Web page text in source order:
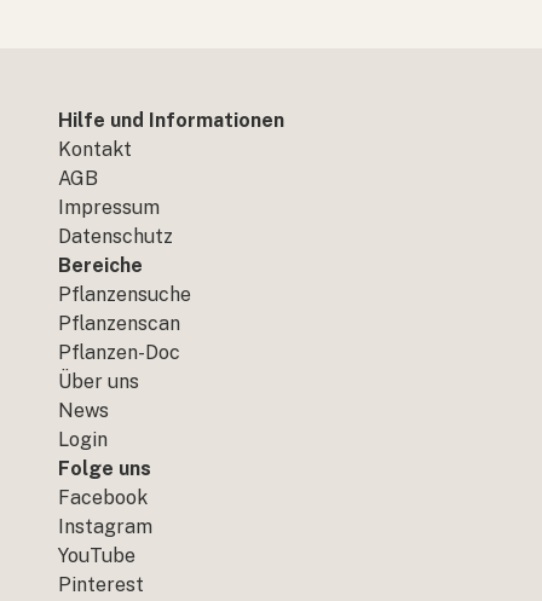
Hilfe und Informationen
Kontakt
AGB
Impressum
Datenschutz
Bereiche
Pflanzensuche
Pflanzenscan
Pflanzen-Doc
Über uns
News
Login
Folge uns
Facebook
Instagram
YouTube
Pinterest